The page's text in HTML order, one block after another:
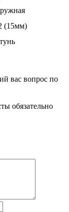
(15мм)
вас вопрос по
обязательно